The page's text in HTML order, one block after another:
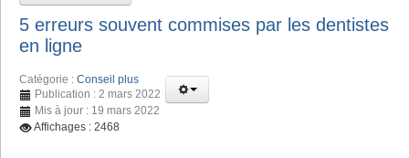
5 erreurs souvent commises par les dentistes
en ligne
Catégorie : Conseil plus
Publication : 2 mars 2022
Mis à jour : 19 mars 2022
Affichages : 2468